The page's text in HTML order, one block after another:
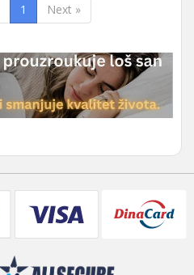
1 Next »